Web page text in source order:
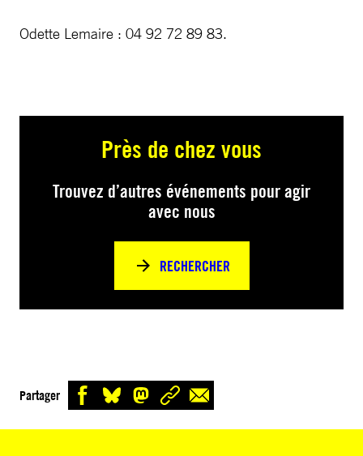
Odette Lemaire : 04 92 72 89 83.
Près de chez vous
Trouvez d’autres événements pour agir
avec nous
RECHERCHER
Partager